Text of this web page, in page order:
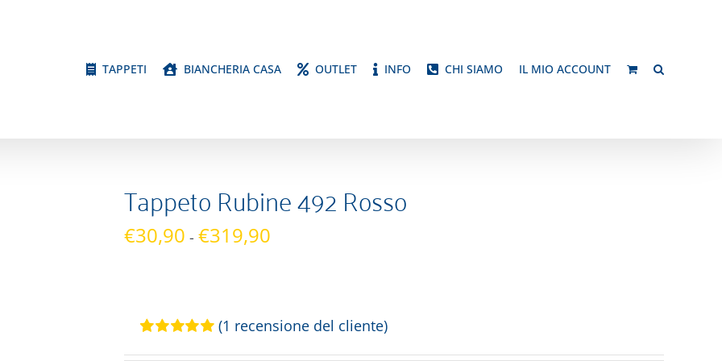
TAPPETI BIANCHERIA CASA OUTLET INFO CHI SIAMO IL MIO ACCOUNT
Tappeto Rubine 492 Rosso
€30,90 - €319,90
€30,90
(1 recensione del cliente)